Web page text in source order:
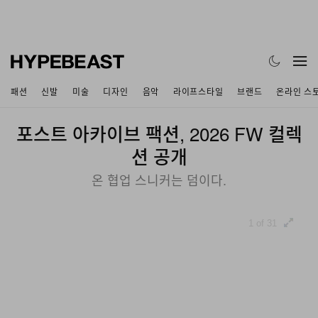
패션 신발 미술 디자인 음악 라이프스타일 브랜드 온라인 스
포스트 아카이브 팩션, 2026 FW 컬렉
션 공개
온 협업 스니커는 덤이다.